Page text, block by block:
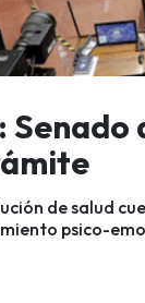
de salud
psico-